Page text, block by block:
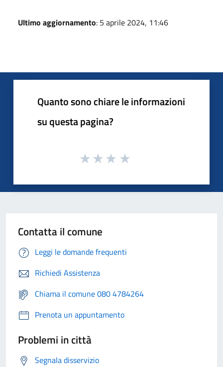
Ultimo aggiornamento: 5 aprile 2024, 11:46
Quanto sono chiare le informazioni
su questa pagina?
Contatta il comune
Leggi le domande frequenti
Richiedi Assistenza
Chiama il comune 080 4784264
Prenota un appuntamento
Problemi in città
Segnala disservizio